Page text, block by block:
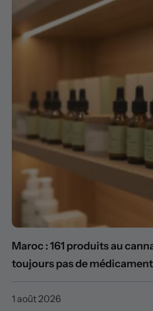
Maroc : 161 produits au
toujours pas de
1 août 2026